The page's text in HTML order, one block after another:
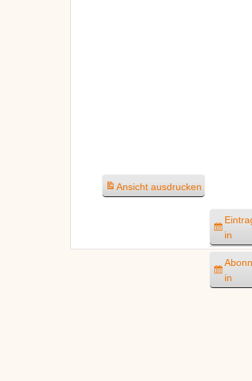
Ansicht ausdrucken
in
in